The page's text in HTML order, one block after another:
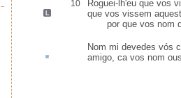
10
Roguei-lh'eu que vos
que vos vissem
por que vos nom
Nom mi devedes vós
amigo, cavos nom